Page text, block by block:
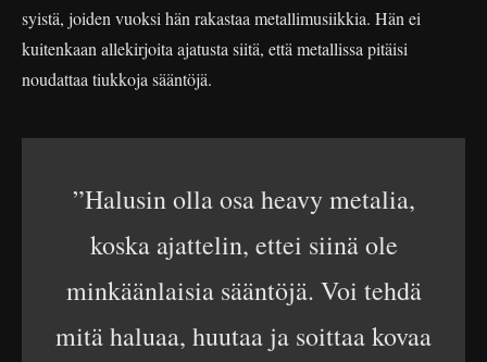
syistä, joiden vuoksi hän rakastaa metallimusiikkia. Hän ei
kuitenkaan allekirjoita ajatusta siitä, että metallissa pitäisi
noudattaa tiukkoja sääntöjä.
”Halusin olla osa heavy metalia,
koska ajattelin, ettei siinä ole
minkäänlaisia sääntöjä. Voi tehdä
mitä haluaa, huutaa ja soittaa kovaa